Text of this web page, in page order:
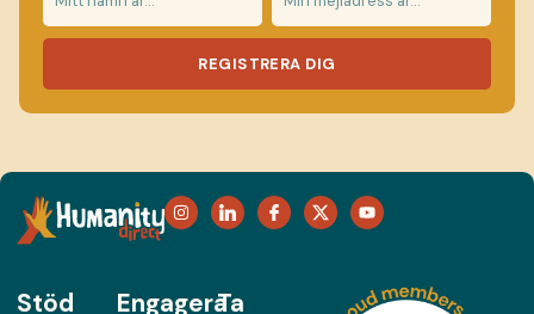
REGISTRERA DIG
Stöd
EngageraTa